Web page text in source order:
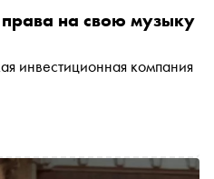
на свою музыку
инвестиционная компания